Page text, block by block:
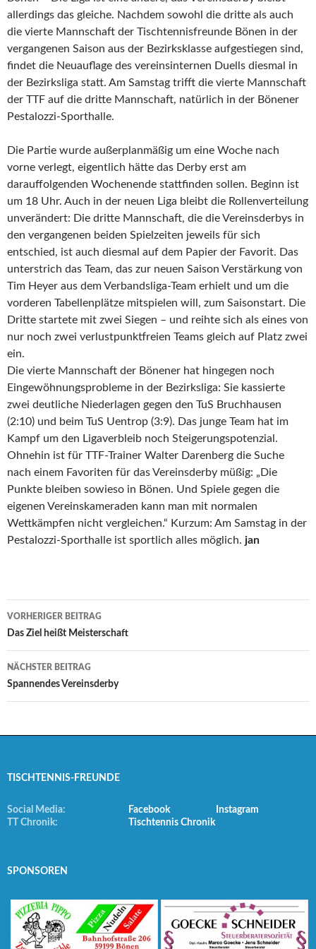
allerdings das gleiche. Nachdem sowohl die dritte als auch
die vierte Mannschaft der Tischtennisfreunde Bönen in der
vergangenen Saison aus der Bezirksklasse aufgestiegen sind,
findet die Neuauflage des vereinsinternen Duells diesmal in
der Bezirksliga statt. Am Samstag trifft die vierte Mannschaft
der TTF auf die dritte Mannschaft, natürlich in der Bönener
Pestalozzi-Sporthalle.
Die Partie wurde außerplanmäßig um eine Woche nach
vorne verlegt, eigentlich hätte das Derby erst am
darauffolgenden Wochenende stattfinden sollen. Beginn ist
um 18 Uhr. Auch in der neuen Liga bleibt die Rollenverteilung
unverändert: Die dritte Mannschaft, die die Vereinsderbys in
den vergangenen beiden Spielzeiten jeweils für sich
entschied, ist auch diesmal auf dem Papier der Favorit. Das
unterstrich das Team, das zur neuen Saison Verstärkung von
Tim Heyer aus dem Verbandsliga-Team erhielt und um die
vorderen Tabellenplätze mitspielen will, zum Saisonstart. Die
Dritte startete mit zwei Siegen – und reihte sich als eines von
nur noch zwei verlustpunktfreien Teams gleich auf Platz zwei
ein.
Die vierte Mannschaft der Bönener hat hingegen noch
Eingewöhnungsprobleme in der Bezirksliga: Sie kassierte
zwei deutliche Niederlagen gegen den TuS Bruchhausen
(2:10) und beim TuS Uentrop (3:9). Das junge Team hat im
Kampf um den Ligaverbleib noch Steigerungspotenzial.
Ohnehin ist für TTF-Trainer Walter Darenberg die Suche
nach einem Favoriten für das Vereinsderby müßig: „Die
Punkte bleiben sowieso in Bönen. Und Spiele gegen die
eigenen Vereinskameraden kann man mit normalen
Wettkämpfen nicht vergleichen.“ Kurzum: Am Samstag in der
Pestalozzi-Sporthalle ist sportlich alles möglich. jan
Beitrags-
Navigation
VORHERIGER BEITRAG
Das Ziel heißt Meisterschaft
NÄCHSTER BEITRAG
Spannendes Vereinsderby
TISCHTENNIS-FREUNDE
Social Media: Facebook
Instagram
TT Chronik:
Tischtennis Chronik
SPONSOREN